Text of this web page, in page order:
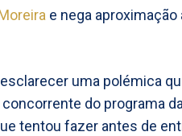
e nega aproximação
esclarecer uma polémica
concorrente do programa
tentou fazer antes de